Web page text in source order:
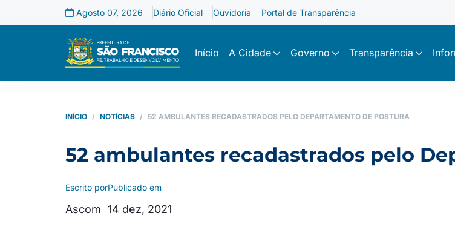
Agosto 07, 2026 Diário Oficial Ouvidoria Portal de Transparência
Início A Cidade Governo Transparência
INÍCIO NOTÍCIAS 52 AMBULANTES RECADASTRADOS PELO DEPARTAMENTO DE POSTURA
52 ambulantes recadastrados pelo
Escrito por
Ascom
Publicado em
14 dez, 2021